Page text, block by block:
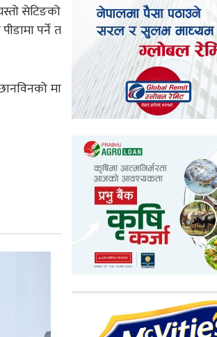
सेटिङको
पर्ने त
मा